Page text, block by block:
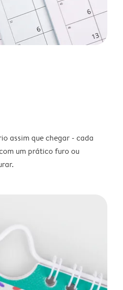
assim que chegar - cada
um prático furo ou